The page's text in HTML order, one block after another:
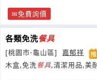
免費詢價
各類免洗餐具
[桃園市-龜山區]
嘉郁祥
木盒,免洗餐具,清潔用品,美